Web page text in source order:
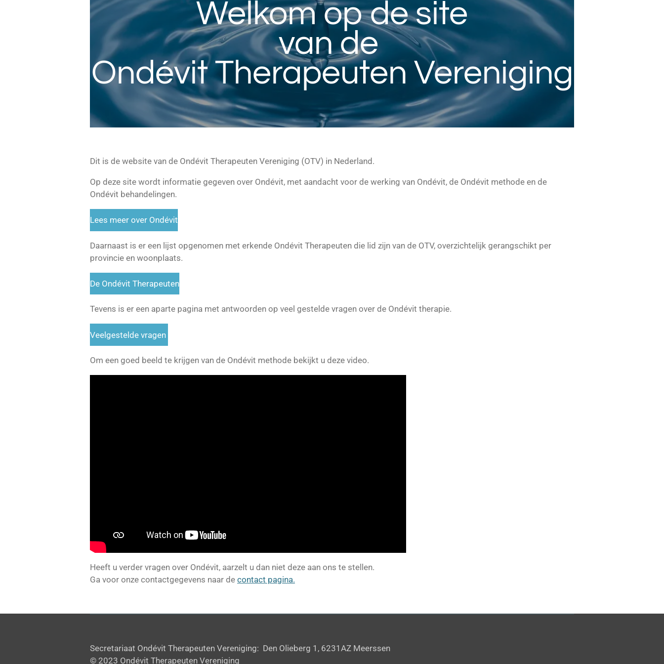
Welkom op de site
van de
Ondévit Therapeuten Vereniging
Dit is de website van de Ondévit Therapeuten Vereniging (OTV) in Nederland.
Op deze site wordt informatie gegeven over Ondévit, met aandacht voor de werking van Ondévit, de Ondévit methode en de
Ondévit behandelingen.
Lees meer over Ondévit
Daarnaast is er een lijst opgenomen met erkende Ondévit Therapeuten die lid zijn van de OTV, overzichtelijk gerangschikt per
provincie en woonplaats.
De Ondévit Therapeuten
Tevens is er een aparte pagina met antwoorden op veel gestelde vragen over de Ondévit therapie.
Veelgestelde vragen
Om een goed beeld te krijgen van de Ondévit methode bekijkt u deze video.
Heeft u verder vragen over Ondévit, aarzelt u dan niet deze aan ons te stellen.
Ga voor onze contactgegevens naar de contact pagina.
Secretariaat Ondévit Therapeuten Vereniging: Den Olieberg 1, 6231AZ Meerssen
© 2023 Ondévit Therapeuten Vereniging